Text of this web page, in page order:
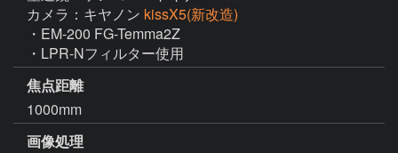
カメラ：キヤノン kissX5(新改造)
・EM-200 FG-Temma2Z
・LPR-Nフィルター使用
焦点距離
1000mm
画像処理